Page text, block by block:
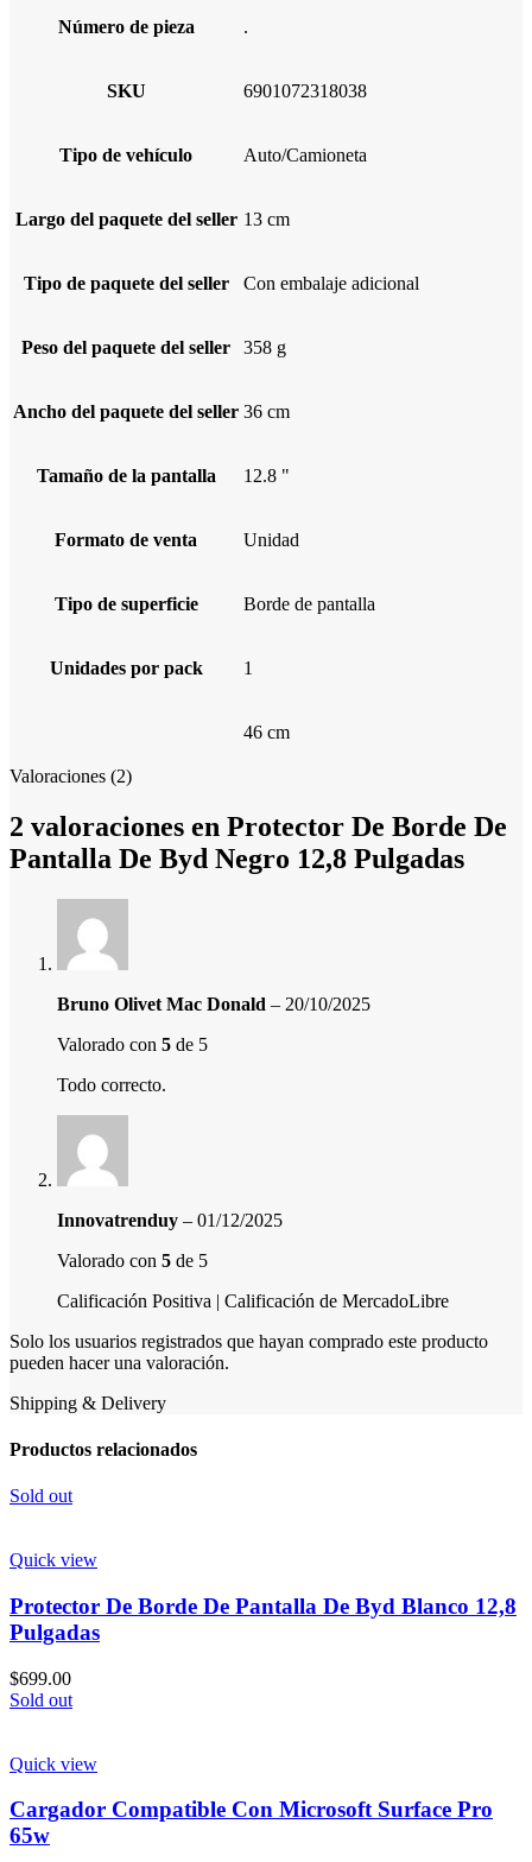
Número de pieza .
SKU 6901072318038
Tipo de vehículo Auto/Camioneta
Largo del paquete del seller 13 cm
Tipo de paquete del seller Con embalaje adicional
Peso del paquete del seller 358 g
Ancho del paquete del seller 36 cm
Tamaño de la pantalla 12.8 "
Formato de venta Unidad
Tipo de superficie Borde de pantalla
Unidades por pack 1
46 cm
Valoraciones (2)
2 valoraciones en Protector De Borde De
Pantalla De Byd Negro 12,8 Pulgadas
Bruno Olivet Mac Donald – 20/10/2025
Valorado con 5 de 5
Todo correcto.
Innovatrenduy – 01/12/2025
Valorado con 5 de 5
Calificación Positiva | Calificación de MercadoLibre
Solo los usuarios registrados que hayan comprado este producto
pueden hacer una valoración.
Shipping & Delivery
Productos relacionados
Sold out
Quick view
Protector De Borde De Pantalla De Byd Blanco 12,8
Pulgadas
$699.00
Sold out
Quick view
Cargador Compatible Con Microsoft Surface Pro
65w